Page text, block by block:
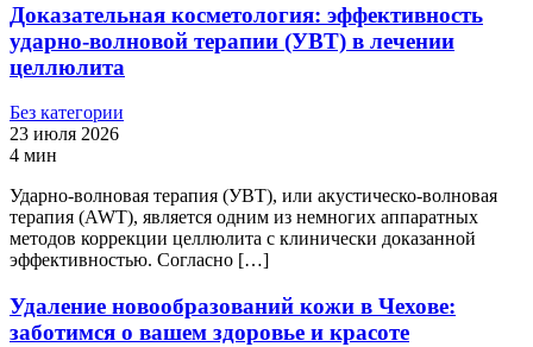
Доказательная косметология: эффективность
ударно-волновой терапии (УВТ) в лечении
целлюлита
Без категории
23 июля 2026
4 мин
Ударно-волновая терапия (УВТ), или акустическо-волновая
терапия (AWT), является одним из немногих аппаратных
методов коррекции целлюлита с клинически доказанной
эффективностью. Согласно […]
Удаление новообразований кожи в Чехове:
заботимся о вашем здоровье и красоте